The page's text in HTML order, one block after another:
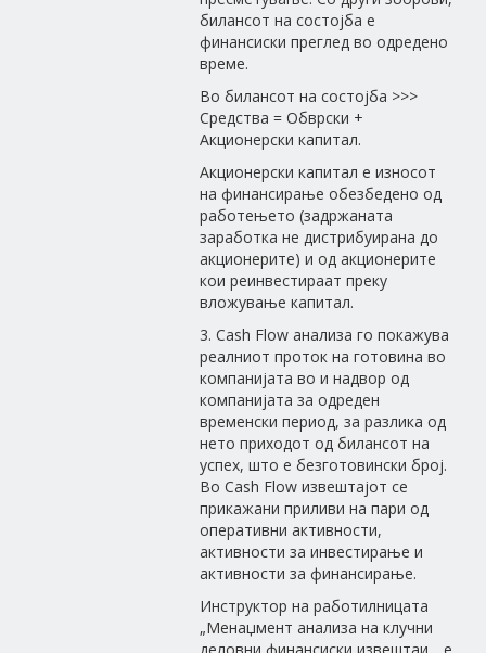
билансот на состојба е
финансиски преглед во одредено
време.
Во билансот на состојба >>>
Средства = Обврски +
Акционерски капитал.
Aкционерски капитал е износот
на финансирање обезбедено од
работењето (задржаната
заработка не дистрибуирана до
акционерите) и од акционерите
кои реинвестираат преку
вложување капитал.
3. Cash Flow анализа го покажува
реалниот проток на готовина во
компанијата во и надвор од
компанијата за одреден
временски период, за разлика од
нето приходот од билансот на
успех, што е безготовински број.
Во Cash Flow извештајот се
прикажани приливи на пари од
оперативни активности,
активности за инвестирање и
активности за финансирање.
Инструктор на работилницата
„Менаџмент анализа на клучни